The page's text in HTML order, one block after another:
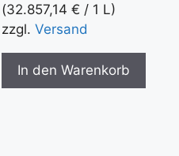
(32.857,14 € / 1 L)
zzgl. Versand
In den Warenkorb